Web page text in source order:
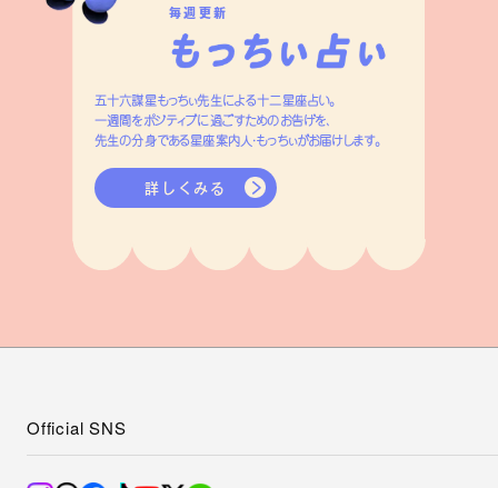
毎週更新
五十六謀星もっちぃ先生による十二星座占い。
一週間をポジティブに過ごすためのお告げを、
先生の分身である星座案内人・もっちぃがお届けします。
詳しくみる
Official SNS